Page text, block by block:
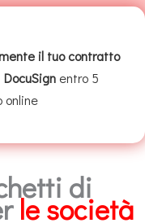
il tuo contratto
entro 5
online
di
le società